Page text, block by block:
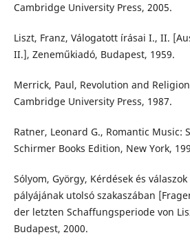
Cambridge University Press, 2005.
Liszt, Franz, Válogatott írásai I., II.
II.], Zeneműkiadó, Budapest, 1959.
Merrick, Paul, Revolution and
Cambridge University Press, 1987.
Ratner, Leonard G., Romantic Music:
Schirmer Books Edition, New York,
Sólyom, György, Kérdések és
pályájának utolsó szakaszában
der letzten Schaffungsperiode von
Budapest, 2000.